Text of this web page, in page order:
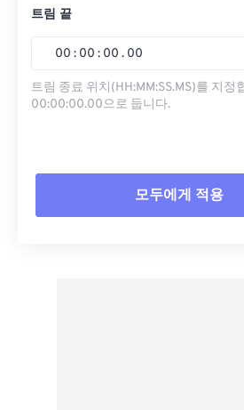
트림 끝
00 : 00 : 00 . 00
트림 종료 위치(HH:MM:SS.MS)를 지정
00:00:00.00으로 둡니다.
모두에게 적용